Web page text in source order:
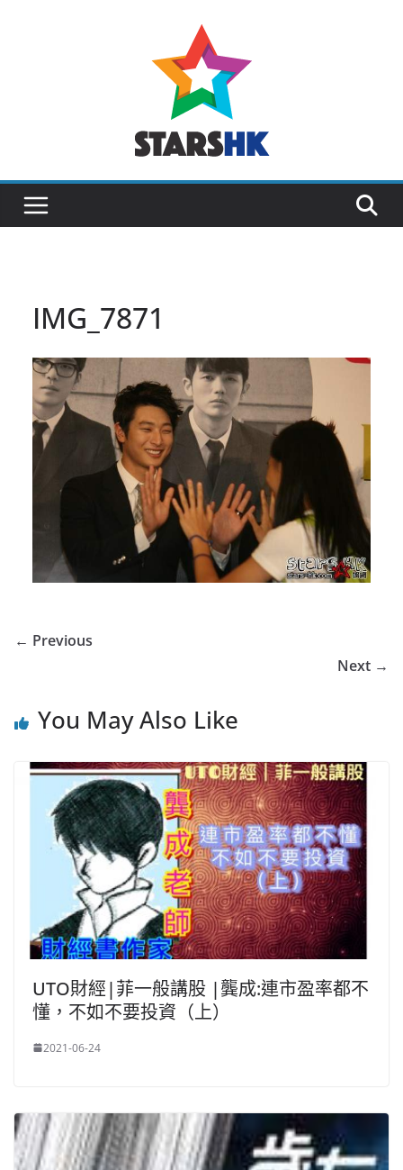
IMG_7871
← Previous
Next →
You May Also Like
UTO財經|菲一般講股 |龔成:連市盈率都不
懂，不如不要投資（上）
2021-06-24